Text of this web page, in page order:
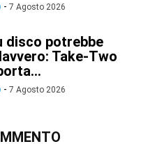
- 7 Agosto 2026
disco potrebbe
Take-Two
- 7 Agosto 2026